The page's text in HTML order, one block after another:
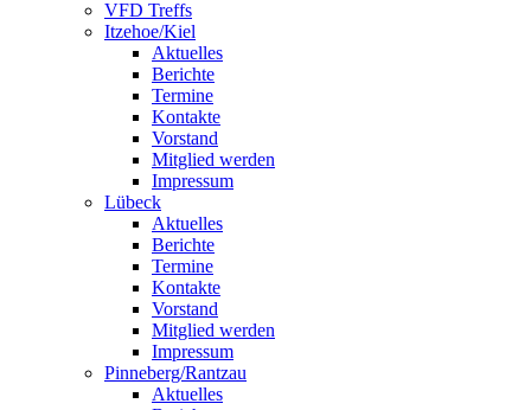
VFD Treffs
Itzehoe/Kiel
Aktuelles
Berichte
Termine
Kontakte
Vorstand
Mitglied werden
Impressum
Lübeck
Aktuelles
Berichte
Termine
Kontakte
Vorstand
Mitglied werden
Impressum
Pinneberg/Rantzau
Aktuelles